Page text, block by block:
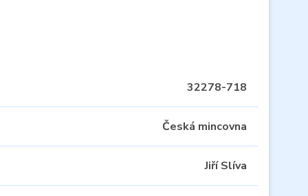
32278-718
Česká mincovna
Jiří Slíva